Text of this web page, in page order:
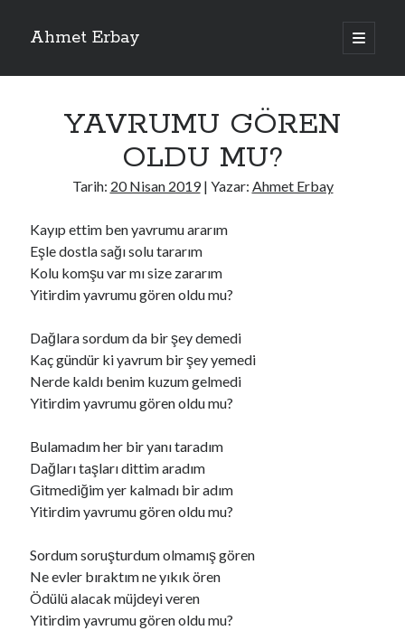
Ahmet Erbay
ana
menüyü
Yan
ELİF BENİ BIRAKMA
YALAN DEMEM HARAM YEMEM
Son Yorumlar
BAĞIŞLA ADINIiçindario72
BAĞIŞLA ADINIiçinfoodie22
BAĞIŞLA ADINIiçinZoe72
BAĞIŞLA ADINI içindailyLinda1997
Ara
YAVRUMU GÖREN
OLDU MU?
Tarih: 20 Nisan 2019| Yazar: Ahmet Erbay
Kayıp ettim ben yavrumu ararım
Eşle dostla sağı solu tararım
Kolu komşu var mı size zararım
Yitirdim yavrumu gören oldu mu?
Dağlara sordum da bir şey demedi
Kaç gündür ki yavrum bir şey yemedi
Nerde kaldı benim kuzum gelmedi
Yitirdim yavrumu gören oldu mu?
Bulamadım her bir yanı taradım
Dağları taşları dittim aradım
Gitmediğim yer kalmadı bir adım
Yitirdim yavrumu gören oldu mu?
Sordum soruşturdum olmamış gören
Ne evler bıraktım ne yıkık ören
Ödülü alacak müjdeyi veren
Yitirdim yavrumu gören oldu mu?